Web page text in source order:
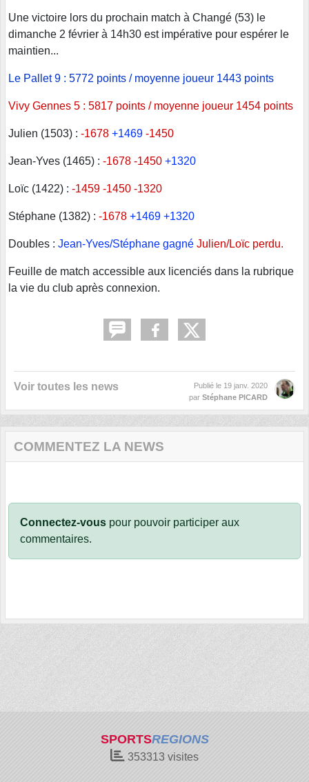
Une victoire lors du prochain match à Changé (53) le
dimanche 2 février à 14h30 est impérative pour espérer le
maintien...
Le Pallet 9 : 5772 points / moyenne joueur 1443 points
Vivy Gennes 5 : 5817 points / moyenne joueur 1454 points
Julien (1503) : -1678 +1469 -1450
Jean-Yves (1465) : -1678 -1450 +1320
Loïc (1422) : -1459 -1450 -1320
Stéphane (1382) : -1678 +1469 +1320
Doubles : Jean-Yves/Stéphane gagné Julien/Loïc perdu.
Feuille de match accessible aux licenciés dans la rubrique
la vie du club après connexion.
Voir toutes les news Publié le 19 janv. 2020
par Stéphane PICARD
COMMENTEZ LA NEWS
Connectez-vous pour pouvoir participer aux
commentaires.
SPORTSREGIONS
353313 visites